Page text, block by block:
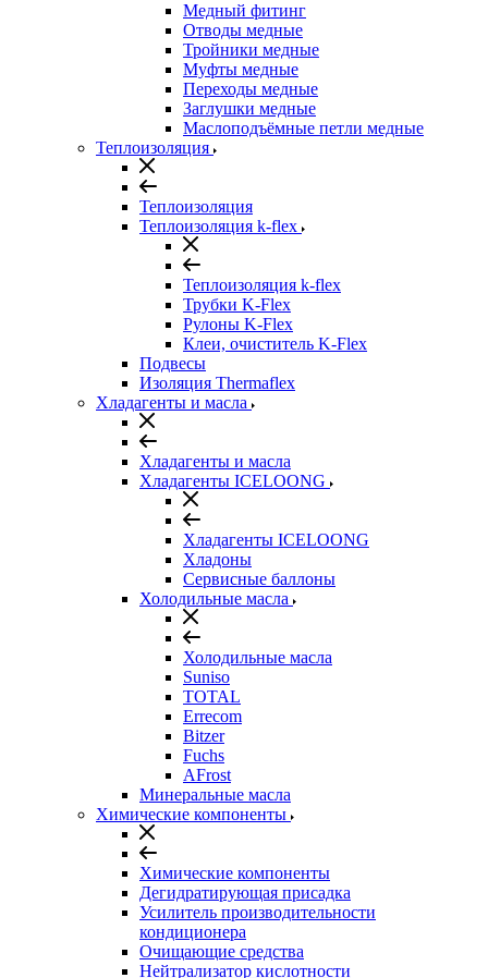
Медный фитинг
Отводы медные
Тройники медные
Муфты медные
Переходы медные
Заглушки медные
Маслоподъёмные петли медные
Теплоизоляция
Теплоизоляция
Теплоизоляция k-flex
Теплоизоляция k-flex
Трубки K-Flex
Рулоны K-Flex
Клеи, очиститель K-Flex
Подвесы
Изоляция Thermaflex
Хладагенты и масла
Хладагенты и масла
Хладагенты ICELOONG
Хладагенты ICELOONG
Хладоны
Сервисные баллоны
Холодильные масла
Холодильные масла
Suniso
TOTAL
Errecom
Bitzer
Fuchs
AFrost
Минеральные масла
Химические компоненты
Химические компоненты
Дегидратирующая присадка
Усилитель производительности
кондиционера
Очищающие средства
Нейтрализатор кислотности